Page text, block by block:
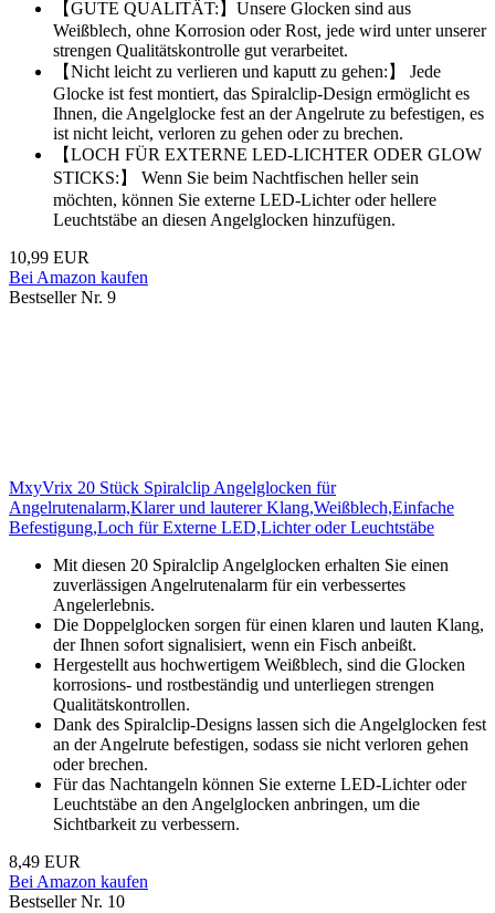
【GUTE QUALITÄT:】Unsere Glocken sind aus
Weißblech, ohne Korrosion oder Rost, jede wird unter unserer
strengen Qualitätskontrolle gut verarbeitet.
【Nicht leicht zu verlieren und kaputt zu gehen:】 Jede
Glocke ist fest montiert, das Spiralclip-Design ermöglicht es
Ihnen, die Angelglocke fest an der Angelrute zu befestigen, es
ist nicht leicht, verloren zu gehen oder zu brechen.
【LOCH FÜR EXTERNE LED-LICHTER ODER GLOW
STICKS:】 Wenn Sie beim Nachtfischen heller sein
möchten, können Sie externe LED-Lichter oder hellere
Leuchtstäbe an diesen Angelglocken hinzufügen.
10,99 EUR
Bei Amazon kaufen
Bestseller Nr. 9
MxyVrix 20 Stück Spiralclip Angelglocken für
Angelrutenalarm,Klarer und lauterer Klang,Weißblech,Einfache
Befestigung,Loch für Externe LED,Lichter oder Leuchtstäbe
Mit diesen 20 Spiralclip Angelglocken erhalten Sie einen
zuverlässigen Angelrutenalarm für ein verbessertes
Angelerlebnis.
Die Doppelglocken sorgen für einen klaren und lauten Klang,
der Ihnen sofort signalisiert, wenn ein Fisch anbeißt.
Hergestellt aus hochwertigem Weißblech, sind die Glocken
korrosions- und rostbeständig und unterliegen strengen
Qualitätskontrollen.
Dank des Spiralclip-Designs lassen sich die Angelglocken fest
an der Angelrute befestigen, sodass sie nicht verloren gehen
oder brechen.
Für das Nachtangeln können Sie externe LED-Lichter oder
Leuchtstäbe an den Angelglocken anbringen, um die
Sichtbarkeit zu verbessern.
8,49 EUR
Bei Amazon kaufen
Bestseller Nr. 10